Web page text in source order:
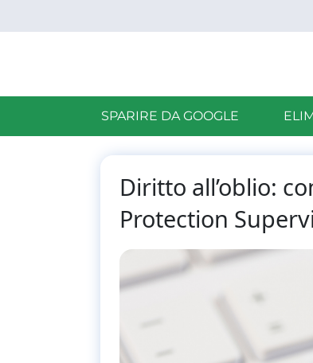
to
SPARIRE DA GOOGLE
Diritto all’oblio:
Protection